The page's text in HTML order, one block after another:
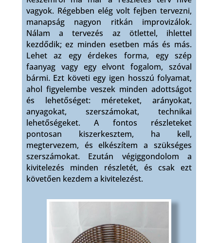
vagyok. Régebben elég volt fejben tervezni,
manapság nagyon ritkán improvizálok.
Nálam a tervezés az ötlettel, ihlettel
kezdődik; ez minden esetben más és más.
Lehet az egy érdekes forma, egy szép
faanyag vagy egy elvont fogalom, szóval
bármi. Ezt követi egy igen hosszú folyamat,
ahol figyelembe veszek minden adottságot
és lehetőséget: méreteket, arányokat,
anyagokat, szerszámokat, technikai
lehetőségeket. A fontos részleteket
pontosan kiszerkesztem, ha kell,
megtervezem, és elkészítem a szükséges
szerszámokat. Ezután végiggondolom a
kivitelezés minden részletét, és csak ezt
követően kezdem a kivitelezést.